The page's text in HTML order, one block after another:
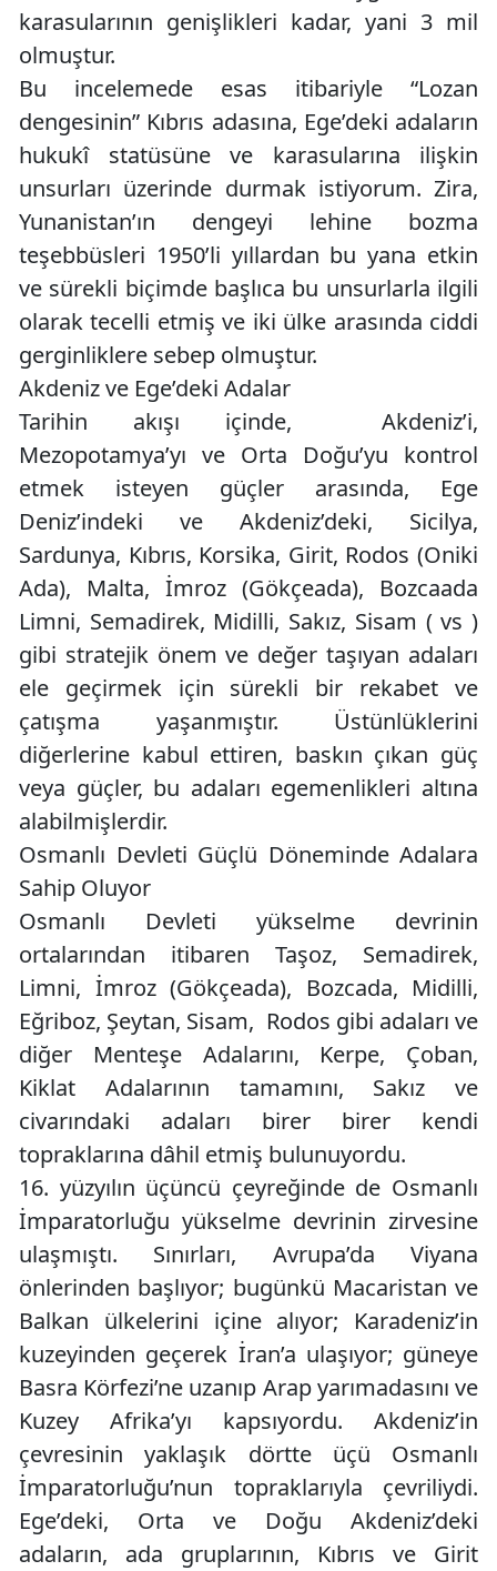
karasularının genişlikleri kadar, yani 3 mil
olmuştur.
Bu incelemede esas itibariyle “Lozan
dengesinin” Kıbrıs adasına, Ege’deki adaların
hukukî statüsüne ve karasularına ilişkin
unsurları üzerinde durmak istiyorum. Zira,
Yunanistan’ın dengeyi lehine bozma
teşebbüsleri 1950’li yıllardan bu yana etkin
ve sürekli biçimde başlıca bu unsurlarla ilgili
olarak tecelli etmiş ve iki ülke arasında ciddi
gerginliklere sebep olmuştur.
Akdeniz ve Ege’deki Adalar
Tarihin akışı içinde, Akdeniz’i,
Mezopotamya’yı ve Orta Doğu’yu kontrol
etmek isteyen güçler arasında, Ege
Deniz’indeki ve Akdeniz’deki, Sicilya,
Sardunya, Kıbrıs, Korsika, Girit, Rodos (Oniki
Ada), Malta, İmroz (Gökçeada), Bozcaada
Limni, Semadirek, Midilli, Sakız, Sisam ( vs )
gibi stratejik önem ve değer taşıyan adaları
ele geçirmek için sürekli bir rekabet ve
çatışma yaşanmıştır. Üstünlüklerini
diğerlerine kabul ettiren, baskın çıkan güç
veya güçler, bu adaları egemenlikleri altına
alabilmişlerdir.
Osmanlı Devleti Güçlü Döneminde Adalara
Sahip Oluyor
Osmanlı Devleti yükselme devrinin
ortalarından itibaren Taşoz, Semadirek,
Limni, İmroz (Gökçeada), Bozcada, Midilli,
Eğriboz, Şeytan, Sisam, Rodos gibi adaları ve
diğer Menteşe Adalarını, Kerpe, Çoban,
Kiklat Adalarının tamamını, Sakız ve
civarındaki adaları birer birer kendi
topraklarına dâhil etmiş bulunuyordu.
16. yüzyılın üçüncü çeyreğinde de Osmanlı
İmparatorluğu yükselme devrinin zirvesine
ulaşmıştı. Sınırları, Avrupa’da Viyana
önlerinden başlıyor; bugünkü Macaristan ve
Balkan ülkelerini içine alıyor; Karadeniz’in
kuzeyinden geçerek İran’a ulaşıyor; güneye
Basra Körfezi’ne uzanıp Arap yarımadasını ve
Kuzey Afrika’yı kapsıyordu. Akdeniz’in
çevresinin yaklaşık dörtte üçü Osmanlı
İmparatorluğu’nun topraklarıyla çevriliydi.
Ege’deki, Orta ve Doğu Akdeniz’deki
adaların, ada gruplarının, Kıbrıs ve Girit